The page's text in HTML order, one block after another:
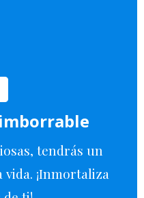
tendrás un
¡Inmortaliza